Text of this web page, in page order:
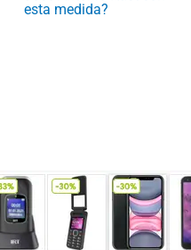
esta medida?